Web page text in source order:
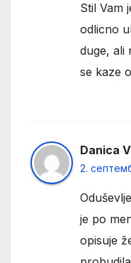
Stil Vam
odlicno
duge, ali
se kaze
Danica
2.
je po
opisuje